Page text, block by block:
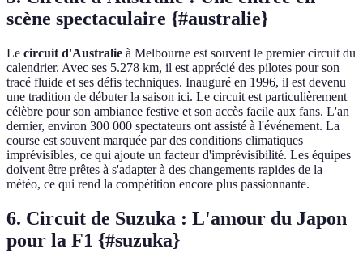
scène spectaculaire {#australie}
Le circuit d'Australie à Melbourne est souvent le premier circuit du
calendrier. Avec ses 5.278 km, il est apprécié des pilotes pour son
tracé fluide et ses défis techniques. Inauguré en 1996, il est devenu
une tradition de débuter la saison ici. Le circuit est particulièrement
célèbre pour son ambiance festive et son accès facile aux fans. L'an
dernier, environ 300 000 spectateurs ont assisté à l'événement. La
course est souvent marquée par des conditions climatiques
imprévisibles, ce qui ajoute un facteur d'imprévisibilité. Les équipes
doivent être prêtes à s'adapter à des changements rapides de la
météo, ce qui rend la compétition encore plus passionnante.
6. Circuit de Suzuka : L'amour du Japon
pour la F1 {#suzuka}